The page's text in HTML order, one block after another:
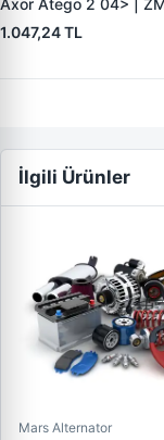
Axor Atego 2 04> |
OEM ZM 3409
1.047,24 TL
İlgili Ürünler
Mars Alternator